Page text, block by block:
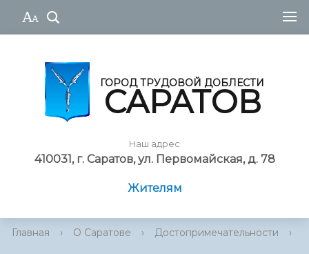
ГОРОД ТРУДОВОЙ ДОБЛЕСТИ
САРАТОВ
Наш адрес
410031, г. Саратов, ул. Первомайская, д. 78
Жителям
Главная › О Саратове › Достопримечательности ›